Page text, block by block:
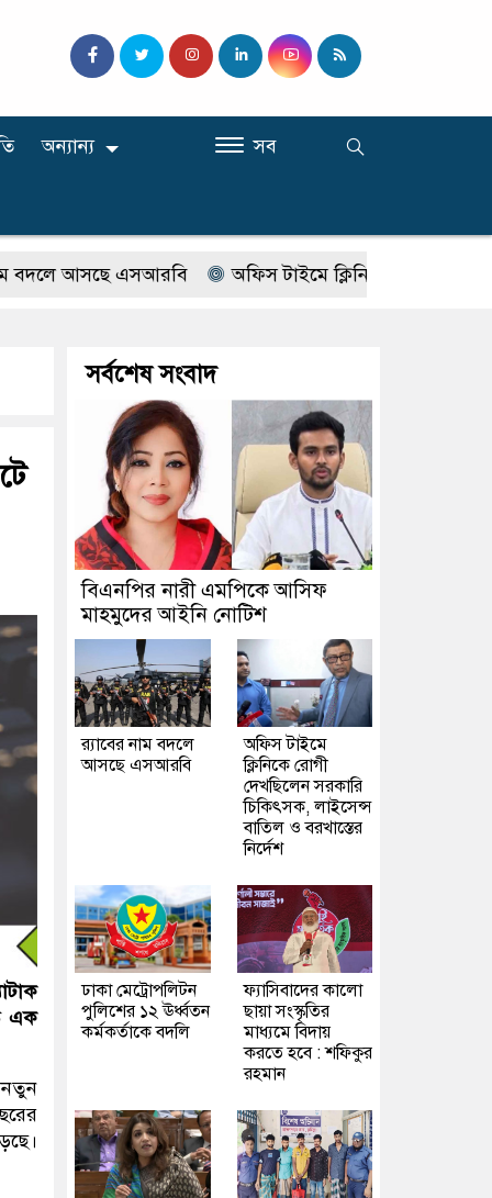
অন্যান্য সব
আসছে এসআরবি অফিস টাইমে ক্লিনিকে রোগী দেখছিলেন
এক
নতুন
সর্বশেষ সংবাদ
বিএনপির নারী এমপিকে আসিফ
মাহমুদের আইনি নোটিশ
র‍্যাবের নাম বদলে
আসছে এসআরবি
অফিস টাইমে
ক্লিনিকে রোগী
দেখছিলেন সরকারি
চিকিৎসক, লাইসেন্স
বাতিল ও বরখাস্তের
নির্দেশ
ঢাকা মেট্রোপলিটন
পুলিশের ১২ ঊর্ধ্বতন
কর্মকর্তাকে বদলি
ফ্যাসিবাদের কালো
ছায়া সংস্কৃতির
মাধ্যমে বিদায়
করতে হবে : শফিকুর
রহমান